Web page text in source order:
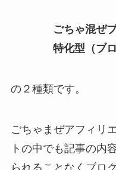
ごちゃ混ぜ
特化型（ブ
の２種類です。
ごちゃまぜアフィリ
トの中でも記事の内
られることなくブロ